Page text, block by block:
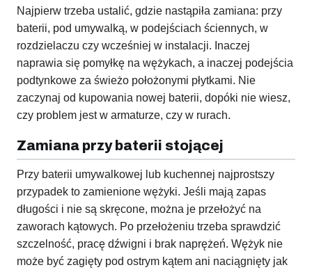
Najpierw trzeba ustalić, gdzie nastąpiła zamiana: przy
baterii, pod umywalką, w podejściach ściennych, w
rozdzielaczu czy wcześniej w instalacji. Inaczej
naprawia się pomyłkę na wężykach, a inaczej podejścia
podtynkowe za świeżo położonymi płytkami. Nie
zaczynaj od kupowania nowej baterii, dopóki nie wiesz,
czy problem jest w armaturze, czy w rurach.
Zamiana przy baterii stojącej
Przy baterii umywalkowej lub kuchennej najprostszy
przypadek to zamienione wężyki. Jeśli mają zapas
długości i nie są skręcone, można je przełożyć na
zaworach kątowych. Po przełożeniu trzeba sprawdzić
szczelność, pracę dźwigni i brak naprężeń. Wężyk nie
może być zagięty pod ostrym kątem ani naciągnięty jak